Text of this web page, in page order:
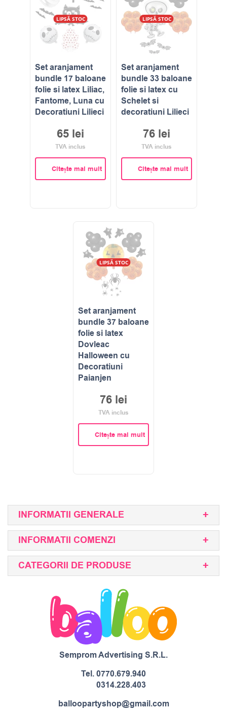
LIPSĂ STOC
Set aranjament
bundle 17 baloane
folie si latex Liliac,
Fantome, Luna cu
Decoratiuni Lilieci
65 lei
TVA inclus
Citește mai mult
LIPSĂ STOC
Set aranjament
bundle 33 baloane
folie si latex cu
Schelet si
decoratiuni Lilieci
76 lei
TVA inclus
Citește mai mult
LIPSĂ STOC
Set aranjament
bundle 37 baloane
folie si latex
Dovleac
Halloween cu
Decoratiuni
Paianjen
76 lei
TVA inclus
Citește mai mult
INFORMATII GENERALE
INFORMATII COMENZI
CATEGORII DE PRODUSE
Semprom Advertising S.R.L.
Tel.0770.679.940
0314.228.403
balloopartyshop@gmail.com